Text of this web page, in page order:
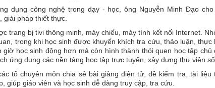
dụng công nghệ trong dạy - học, ông Nguyễn Minh Đạo cho
pháp thiết thực.
trang bị tivi thông minh, máy chiếu, máy tính kết nối Internet.
trong khi học sinh được khuyến khích tra cứu, thảo luận, thực
học sinh động hơn mà còn hình thành thói quen học tập chủ
ứng dụng các nền tảng học tập trực tuyến, xây dựng thư viện số.
tổ chuyên môn chia sẻ bài giảng điện tử, đề kiểm tra, tài liệu
giúp giáo viên và học sinh dễ dàng truy cập, tra cứu.